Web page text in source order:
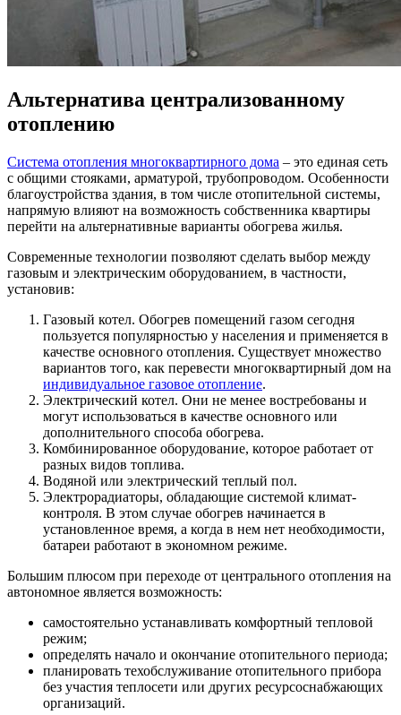
Альтернатива централизованному
отоплению
Система отопления многоквартирного дома – это единая сеть
с общими стояками, арматурой, трубопроводом. Особенности
благоустройства здания, в том числе отопительной системы,
напрямую влияют на возможность собственника квартиры
перейти на альтернативные варианты обогрева жилья.
Современные технологии позволяют сделать выбор между
газовым и электрическим оборудованием, в частности,
установив:
Газовый котел. Обогрев помещений газом сегодня
пользуется популярностью у населения и применяется в
качестве основного отопления. Существует множество
вариантов того, как перевести многоквартирный дом на
индивидуальное газовое отопление.
Электрический котел. Они не менее востребованы и
могут использоваться в качестве основного или
дополнительного способа обогрева.
Комбинированное оборудование, которое работает от
разных видов топлива.
Водяной или электрический теплый пол.
Электрорадиаторы, обладающие системой климат-
контроля. В этом случае обогрев начинается в
установленное время, а когда в нем нет необходимости,
батареи работают в экономном режиме.
Большим плюсом при переходе от центрального отопления на
автономное является возможность:
самостоятельно устанавливать комфортный тепловой
режим;
определять начало и окончание отопительного периода;
планировать техобслуживание отопительного прибора
без участия теплосети или других ресурсоснабжающих
организаций.